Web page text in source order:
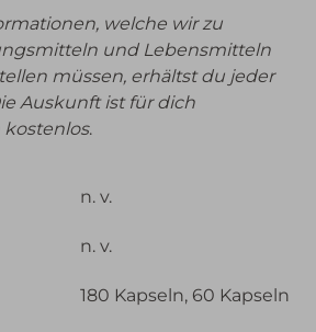
welche wir zu
und Lebensmitteln
müssen, erhältst du jeder
Auskunft ist für dich
.
n. v.
n. v.
180 Kapseln, 60 Kapseln